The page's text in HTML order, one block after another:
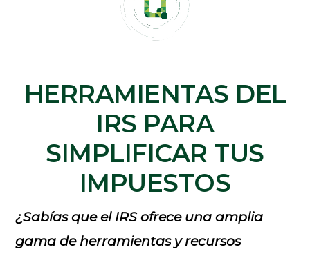
HERRAMIENTAS DEL
IRS PARA
SIMPLIFICAR TUS
IMPUESTOS
¿Sabías que el IRS ofrece una amplia
gama de herramientas y recursos